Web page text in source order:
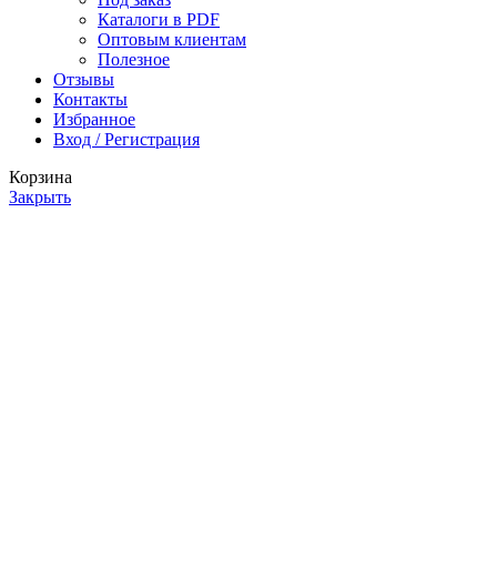
Каталоги в PDF
Оптовым клиентам
Полезное
Отзывы
Контакты
Избранное
Вход / Регистрация
Корзина
Закрыть